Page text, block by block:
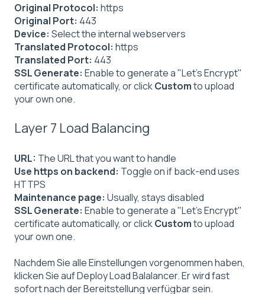
Original Protocol: https
Original Port: 443
Device: Select the internal webservers
Translated Protocol: https
Translated Port: 443
SSL Generate: Enable to generate a "Let's Encrypt"
certificate automatically, or clickCustomto upload
your own one.
Layer 7 Load Balancing
URL: The URL that you want to handle
Use https on backend: Toggle on if back-end uses
HTTPS
Maintenance page: Usually, stays disabled
SSL Generate: Enable to generate a "Let's Encrypt"
certificate automatically, or clickCustomto upload
your own one.
Nachdem Sie alle Einstellungen vorgenommen haben,
klicken Sie auf Deploy Load Balalancer. Er wird fast
sofort nach der Bereitstellung verfügbar sein.